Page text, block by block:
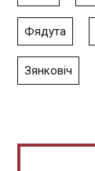
Фядута
Зянковіч